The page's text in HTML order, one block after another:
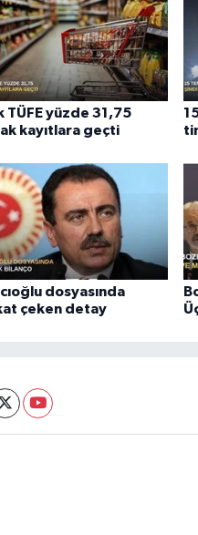
TÜFE yüzde 31,75
kayıtlara geçti
dosyasında
çeken detay